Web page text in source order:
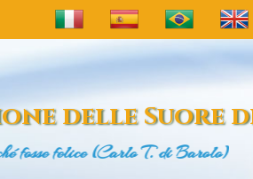
delleSuore
T. di Barolo)